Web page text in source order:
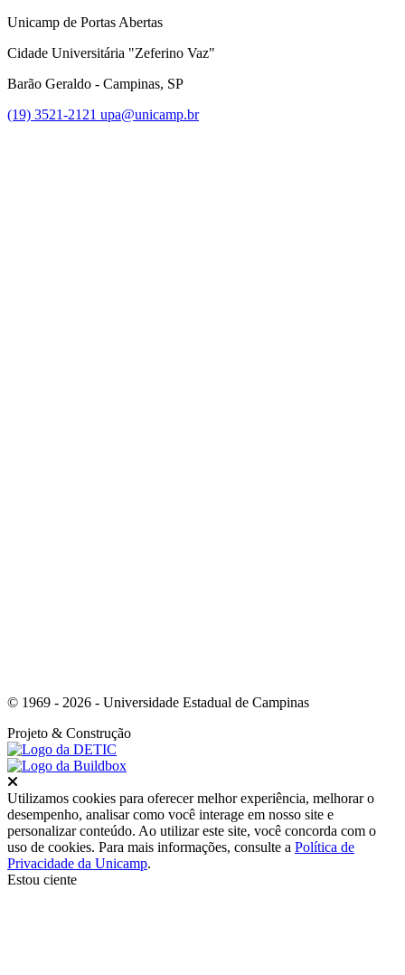
Unicamp de Portas Abertas
Cidade Universitária "Zeferino Vaz"
Barão Geraldo - Campinas, SP
(19) 3521-2121 upa@unicamp.br
© 1969 - 2026 - Universidade Estadual de Campinas
Projeto & Construção
Utilizamos cookies para oferecer melhor experiência, melhorar o
desempenho, analisar como você interage em nosso site e
personalizar conteúdo. Ao utilizar este site, você concorda com o
uso de cookies. Para mais informações, consulte a Política de
Privacidade da Unicamp.
Estou ciente